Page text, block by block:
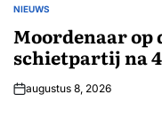
GEPLAATST
NIEUWS
Moordenaar op
schietpartij na
augustus 8, 2026